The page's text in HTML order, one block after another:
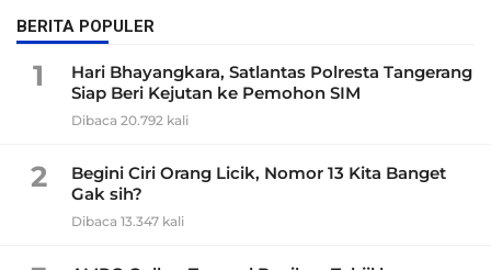
BERITA POPULER
1
Hari Bhayangkara, Satlantas Polresta Tangerang
Siap Beri Kejutan ke Pemohon SIM
Dibaca 20.792 kali
2
Begini Ciri Orang Licik, Nomor 13 Kita Banget
Gak sih?
Dibaca 13.347 kali